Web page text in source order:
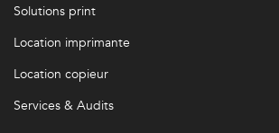
Solutions print
Location imprimante
Location copieur
Services & Audits